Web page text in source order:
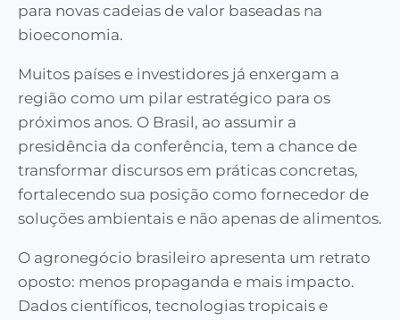
para novas cadeias de valor baseadas na
bioeconomia.
Muitos países e investidores já enxergam a
região como um pilar estratégico para os
próximos anos. O Brasil, ao assumir a
presidência da conferência, tem a chance de
transformar discursos em práticas concretas,
fortalecendo sua posição como fornecedor de
soluções ambientais e não apenas de alimentos.
O agronegócio brasileiro apresenta um retrato
oposto: menos propaganda e mais impacto.
Dados científicos, tecnologias tropicais e